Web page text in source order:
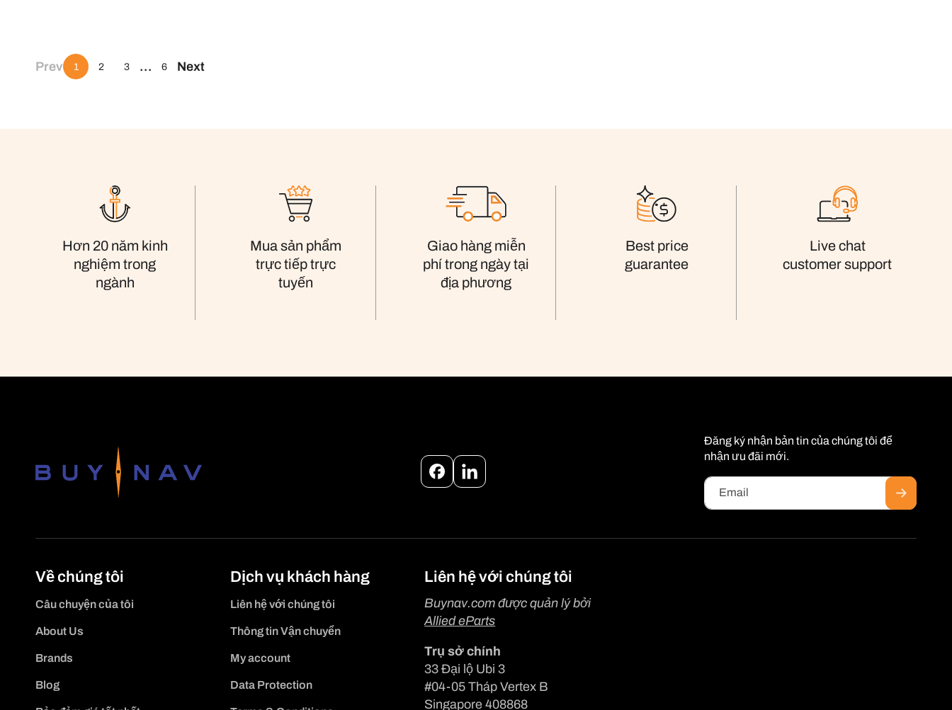
Prev 1 2 3 … 6 Next
Hơn 20 năm kinh
nghiệm trong
ngành
Mua sản phẩm
trực tiếp trực
tuyến
Giao hàng miễn
phí trong ngày tại
địa phương
Best price
guarantee
Live chat
customer support
FacebookInstagram
Đăng ký nhận bản tin của chúng tôi để
nhận ưu đãi mới.
Email
Về chúng tôi
Câu chuyện của tôi
About Us
Brands
Blog
Dịch vụ khách hàng
Liên hệ với chúng tôi
Thông tin Vận chuyển
My account
Data Protection
Liên hệ với chúng tôi
Buynav.com được quản lý bởi
Allied eParts
Trụ sở chính
33 Đại lộ Ubi 3
#04-05 Tháp Vertex B
Singapore 408868